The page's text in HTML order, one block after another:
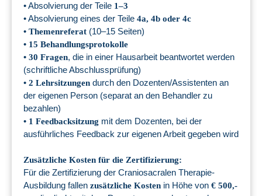
• Absolvierung der Teile 1–3
• Absolvierung eines der Teile 4a, 4b oder 4c
• Themenreferat (10–15 Seiten)
• 15 Behandlungsprotokolle
• 30 Fragen, die in einer Hausarbeit beantwortet werden
(schriftliche Abschlussprüfung)
• 2 Lehrsitzungen durch den Dozenten/Assistenten an
der eigenen Person (separat an den Behandler zu
bezahlen)
• 1 Feedbacksitzung mit dem Dozenten, bei der
ausführliches Feedback zur eigenen Arbeit gegeben wird
Zusätzliche Kosten für die Zertifizierung:
Für die Zertifizierung der Craniosacralen Therapie-
Ausbildung fallen zusätzliche Kosten in Höhe von € 500,-